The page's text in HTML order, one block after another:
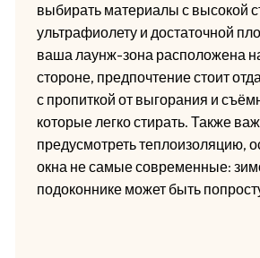
выбирать материалы с высокой
ультрафиолету и достаточной
ваша лаунж-зона расположена
стороне, предпочтение стоит
с пропиткой от выгорания и
которые легко стирать. Также
предусмотреть теплоизоляцию,
окна не самые современные:
подоконнике может быть